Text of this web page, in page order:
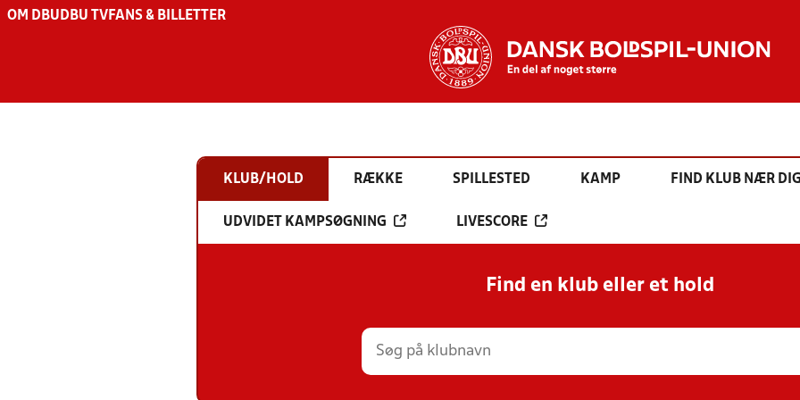
OM DBU DBU TV FANS & BILLETTER
KLUB/HOLD RÆKKE SPILLESTED KAMP FIND KLUB NÆR
UDVIDET KAMPSØGNING LIVESCORE
Find en klub eller et hold